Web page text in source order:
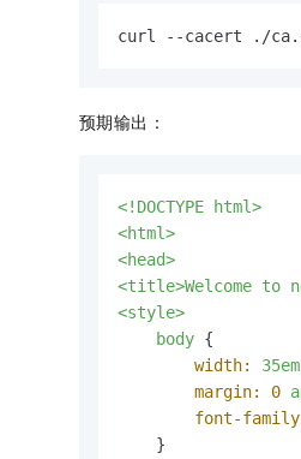
curl --cacert ./
预期输出：
<!DOCTYPE
html>
<html>
<head>
<title>Welcome to
<style>
body {
width:
margin:
0
font-